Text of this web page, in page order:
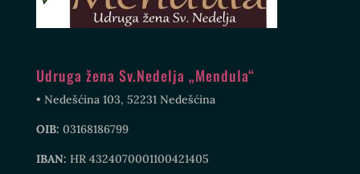
Udruga žena Sv.Nedelja „Mendula“
• Nedešćina 103, 52231 Nedešćina
OIB: 03168186799
IBAN: HR 4324070001100421405